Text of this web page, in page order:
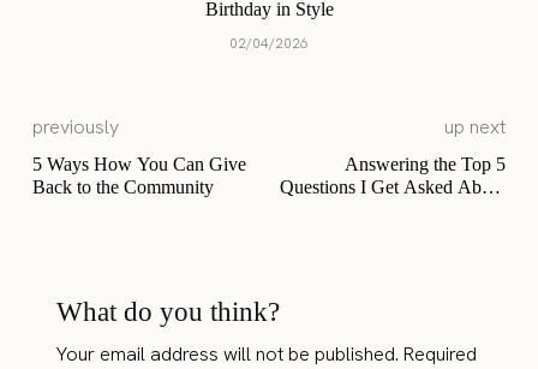
Birthday in Style
02/04/2026
previously
5 Ways How You Can Give
Back to the Community
up next
Answering the Top 5
Questions I Get Asked About
What do you think?
Your email address will not be published. Required